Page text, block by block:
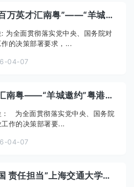
2026年4月9日“百万英才汇南粤”——“羊城邀约”粤港澳大湾区专场招聘会暨“青春飞扬”广州台湾青年招聘会
为全面贯彻落实党中央、国务院对
的决策部署要求，...
04-07
4月9日百万英才汇南粤——“羊城邀约”粤港澳大湾区专场招聘会暨“青春飞扬”广州台湾青年招聘会
： 为全面贯彻落实党中央、国务院
作的决策部署要...
04-07
4月10日“青春报国 责任担当”上海交通大学生物医药行业2026届春季招聘暨2027届实习招聘双选会